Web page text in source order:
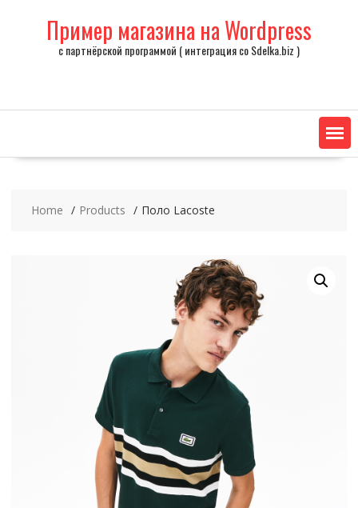
Пример магазина на Wordpress
с партнёрской программой ( интеграция со Sdelka.biz )
Home Products Поло Lacoste